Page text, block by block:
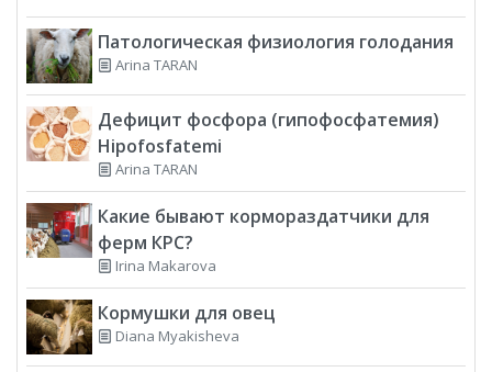
Патологическая физиология голодания
Arina TARAN
Дефицит фосфора (гипофосфатемия)
Hipofosfatemi
Arina TARAN
Какие бывают кормораздатчики для
ферм КРС?
Irina Makarova
Кормушки для овец
Diana Myakisheva